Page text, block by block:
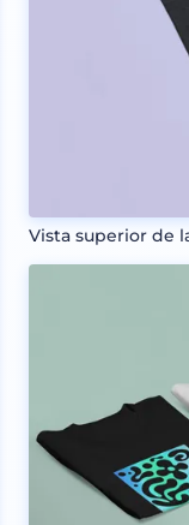
Vista superior de